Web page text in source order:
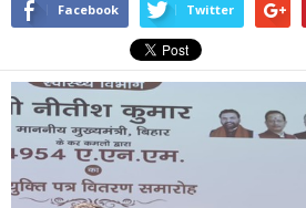
Facebook Twitter